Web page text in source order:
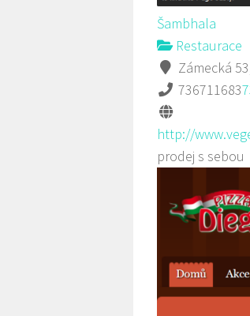
Šambhala
Restaurace
Zámecká
736711683
http://
prodej s sebou